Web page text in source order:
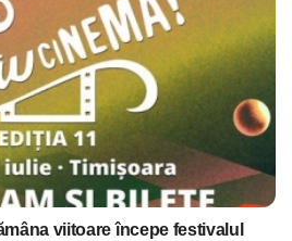
viitoare începe festivalul